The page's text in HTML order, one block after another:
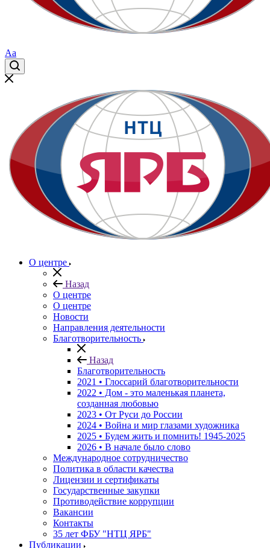
Aa
О центре
Назад
О центре
О центре
Новости
Направления деятельности
Благотворительность
Назад
Благотворительность
2021 • Глоссарий благотворительности
2022 • Дом - это маленькая планета,
созданная любовью
2023 • От Руси до России
2024 • Война и мир глазами художника
2025 • Будем жить и помнить! 1945-2025
2026 • В начале было слово
Международное сотрудничество
Политика в области качества
Лицензии и сертификаты
Государственные закупки
Противодействие коррупции
Вакансии
Контакты
35 лет ФБУ "НТЦ ЯРБ"
Публикации